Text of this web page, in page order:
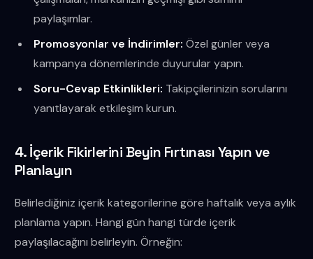
paylaşımlar.
Promosyonlar ve İndirimler: Özel günler veya
kampanya dönemlerinde duyurular yapın.
Soru-Cevap Etkinlikleri: Takipçilerinizin sorularını
yanıtlayarak etkileşim kurun.
4. İçerik Fikirlerini Beyin Fırtınası Yapın ve
Planlayın
Belirlediğiniz içerik kategorilerine göre haftalık veya aylık
planlama yapın. Hangi gün hangi türde içerik
paylaşılacağını belirleyin. Örneğin: